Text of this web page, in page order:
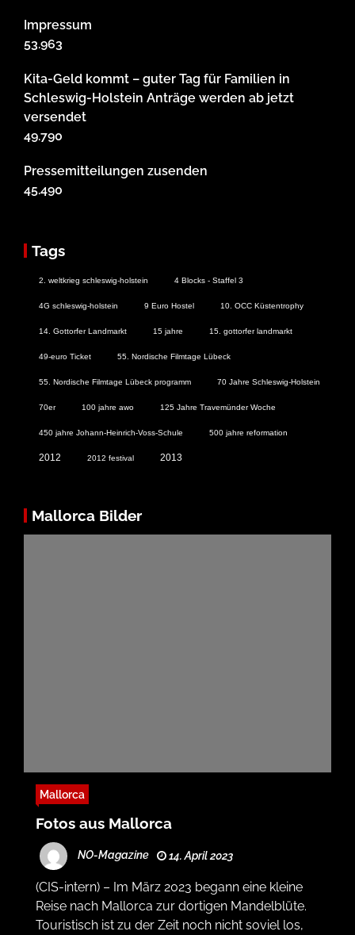
Impressum
53.963
Kita-Geld kommt – guter Tag für Familien in
Schleswig-Holstein Anträge werden ab jetzt
versendet
49.790
Pressemitteilungen zusenden
45.490
Tags
2. weltkrieg schleswig-holstein 4 Blocks - Staffel 3
4G schleswig-holstein 9 Euro Hostel 10. OCC Küstentrophy
14. Gottorfer Landmarkt 15 jahre 15. gottorfer landmarkt
49-euro Ticket 55. Nordische Filmtage Lübeck
55. Nordische Filmtage Lübeck programm 70 Jahre Schleswig-Holstein
70er 100 jahre awo 125 Jahre Travemünder Woche
450 jahre Johann-Heinrich-Voss-Schule 500 jahre reformation
2012 2012 festival 2013
Mallorca Bilder
Mallorca
Fotos aus Mallorca
NO-Magazine 14. April 2023
(CIS-intern) – Im März 2023 begann eine kleine
Reise nach Mallorca zur dortigen Mandelblüte.
Touristisch ist zu der Zeit noch nicht soviel los,